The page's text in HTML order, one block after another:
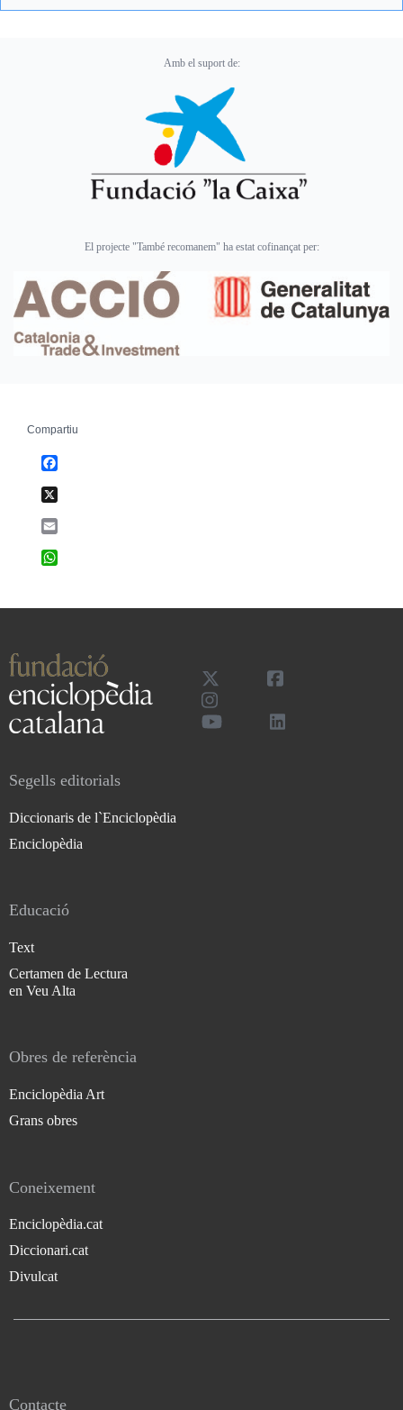
Amb el suport de:
El projecte "També recomanem" ha estat cofinançat per:
Compartiu
Segells editorials
Diccionaris de l`Enciclopèdia
Enciclopèdia
Educació
Text
Certamen de Lectura
en Veu Alta
Obres de referència
Enciclopèdia Art
Grans obres
Coneixement
Enciclopèdia.cat
Diccionari.cat
Divulcat
Contacte